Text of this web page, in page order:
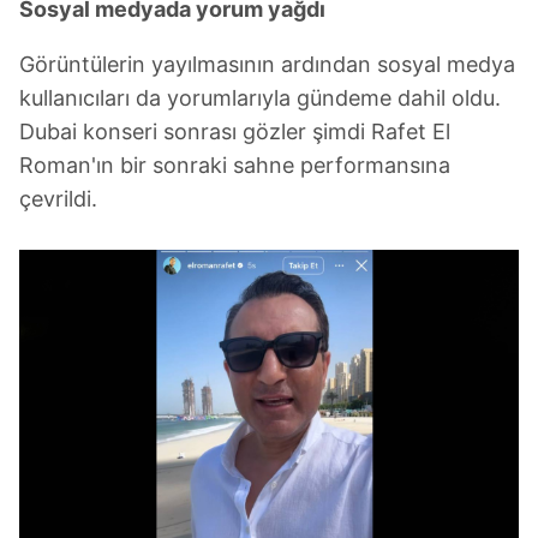
vasıtasıyla belirleyebilirsiniz. Çerezlere ilişkin detaylı bilgi
için Ayarlar butonuna tıklayabilir,Çerez Bilgilendirme
6698 sayılı Kişisel Verilerin Korunması Kanunu uyarınca
hazırlanmış Aydınlatma Metnimizi okumak ve sitemizde
ilgili mevzuata uygun olarak kullanılan çerezlerle ilgili bilgi
Sosyal medyada yorum yağdı
Görüntülerin yayılmasının ardından sosyal medya
kullanıcıları da yorumlarıyla gündeme dahil oldu.
Dubai konseri sonrası gözler şimdi Rafet El
Roman'ın bir sonraki sahne performansına
çevrildi.